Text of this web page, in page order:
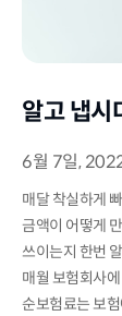
알고 냅시
6월 7일,
매달 착실하게
금액이 어떻게
쓰이는지 한번
매월 보험회사
순보험료는 보